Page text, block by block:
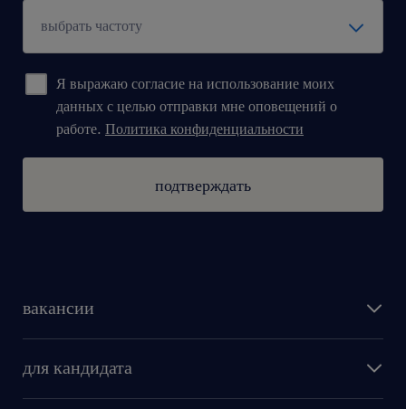
Я выражаю согласие на использование моих
данных с целью отправки мне оповещений о
работе. Политика конфиденциальности
подтверждать
вакансии
бонусы для работников
для кандидата